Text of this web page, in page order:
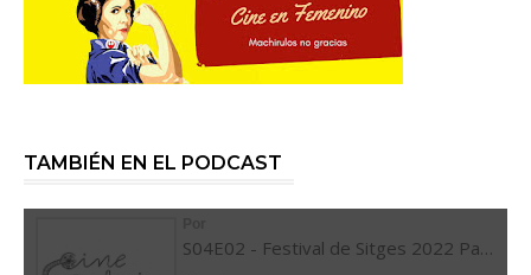
TAMBIÉN EN EL PODCAST